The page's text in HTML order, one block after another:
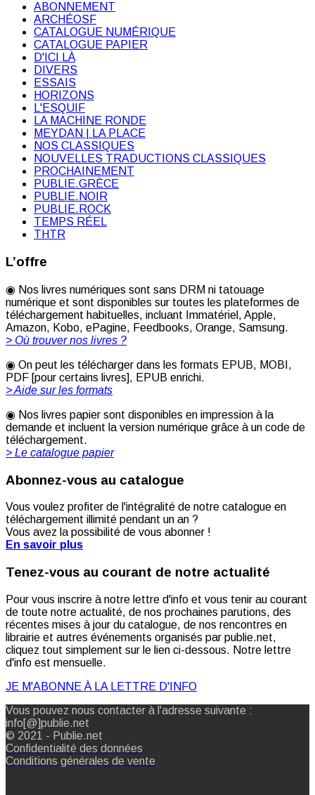
ABONNEMENT
ARCHÉOSF
CATALOGUE NUMÉRIQUE
CATALOGUE PAPIER
D'ICI LÀ
DIVERS
ESSAIS
HORIZONS
L'ESQUIF
LA MACHINE RONDE
MEYDAN | LA PLACE
NOS CLASSIQUES
NOUVELLES TRADUCTIONS CLASSIQUES
PROCHAINEMENT
PUBLIE.GRÈCE
PUBLIE.NOIR
PUBLIE.ROCK
TEMPS RÉEL
THTR
L’offre
◉ Nos livres numériques sont sans DRM ni tatouage
numérique et sont disponibles sur toutes les plateformes de
téléchargement habituelles, incluant Immatériel, Apple,
Amazon, Kobo, ePagine, Feedbooks, Orange, Samsung.
> Où trouver nos livres ?
◉ On peut les télécharger dans les formats EPUB, MOBI,
PDF [pour certains livres], EPUB enrichi.
> Aide sur les formats
◉ Nos livres papier sont disponibles en impression à la
demande et incluent la version numérique grâce à un code de
téléchargement.
> Le catalogue papier
Abonnez-vous au catalogue
Vous voulez profiter de l'intégralité de notre catalogue en
téléchargement illimité pendant un an ?
Vous avez la possibilité de vous abonner !
En savoir plus
Tenez-vous au courant de notre actualité
Pour vous inscrire à notre lettre d'info et vous tenir au courant
de toute notre actualité, de nos prochaines parutions, des
récentes mises à jour du catalogue, de nos rencontres en
librairie et autres événements organisés par publie.net,
cliquez tout simplement sur le lien ci-dessous. Notre lettre
d'info est mensuelle.
JE M'ABONNE À LA LETTRE D'INFO
Vous pouvez nous contacter à l'adresse suivante :
info[@]publie.net
© 2021 - Publie.net
Confidentialité des données
Conditions générales de vente